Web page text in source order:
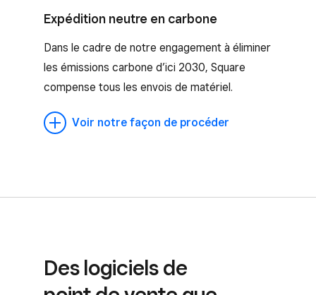
Expédition neutre en carbone
Dans le cadre de notre engagement à éliminer
les émissions carbone d’ici 2030, Square
compense tous les envois de matériel.
Voir notre façon de procéder
Des logiciels de